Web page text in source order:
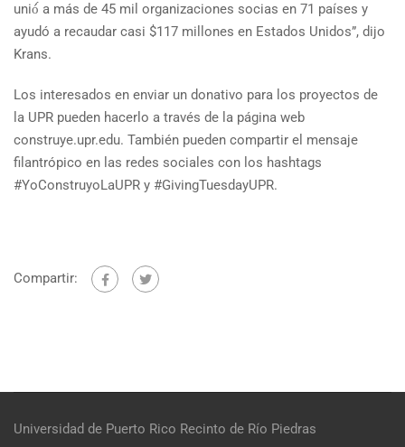
unió́ a más de 45 mil organizaciones socias en 71 países y
ayudó a recaudar casi $117 millones en Estados Unidos”, dijo
Krans.
Los interesados en enviar un donativo para los proyectos de
la UPR pueden hacerlo a través de la página web
construye.upr.edu. También pueden compartir el mensaje
filantrópico en las redes sociales con los hashtags
#YoConstruyoLaUPR y #GivingTuesdayUPR.
Compartir:
Universidad de Puerto Rico Recinto de Río Piedras